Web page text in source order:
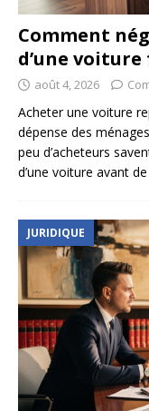
Comment
d’une
août 4, 2026
Acheter une voiture
dépense des
peu d’acheteurs
d’une voiture avant
JURIDIQUE